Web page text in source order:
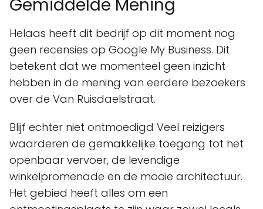
Gemiddelde Mening
Helaas heeft dit bedrijf op dit moment nog
geen recensies op Google My Business. Dit
betekent dat we momenteel geen inzicht
hebben in de mening van eerdere bezoekers
over de Van Ruisdaelstraat.
Blijf echter niet ontmoedigd Veel reizigers
waarderen de gemakkelijke toegang tot het
openbaar vervoer, de levendige
winkelpromenade en de mooie architectuur.
Het gebied heeft alles om een